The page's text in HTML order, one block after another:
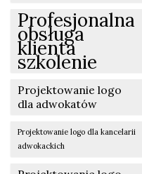
Profesjonalna
obsługa
klienta
szkolenie
Projektowanie logo
dla adwokatów
Projektowanie logo dla kancelarii
adwokackich